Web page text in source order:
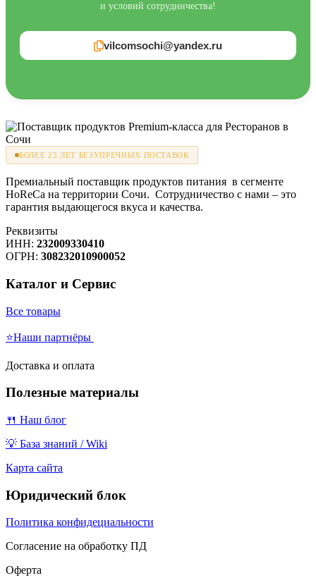
и условий сотрудничества!
vilcomsochi@yandex.ru
БОЛЕЕ 25 ЛЕТ БЕЗУПРЕЧНЫХ ПОСТАВОК
Премиальный поставщик продуктов питания в сегменте
HoReCa на территории Сочи. Сотрудничество с нами – это
гарантия выдающегося вкуса и качества.
Реквизиты
ИНН: 232009330410
ОГРН: 308232010900052
Каталог и Сервис
Все товары
⭐Наши партнёры
Доставка и оплата
Полезные материалы
🍴 Наш блог
💡 База знаний / Wiki
Карта сайта
Юридический блок
Политика конфидециальности
Согласение на обработку ПД
Оферта